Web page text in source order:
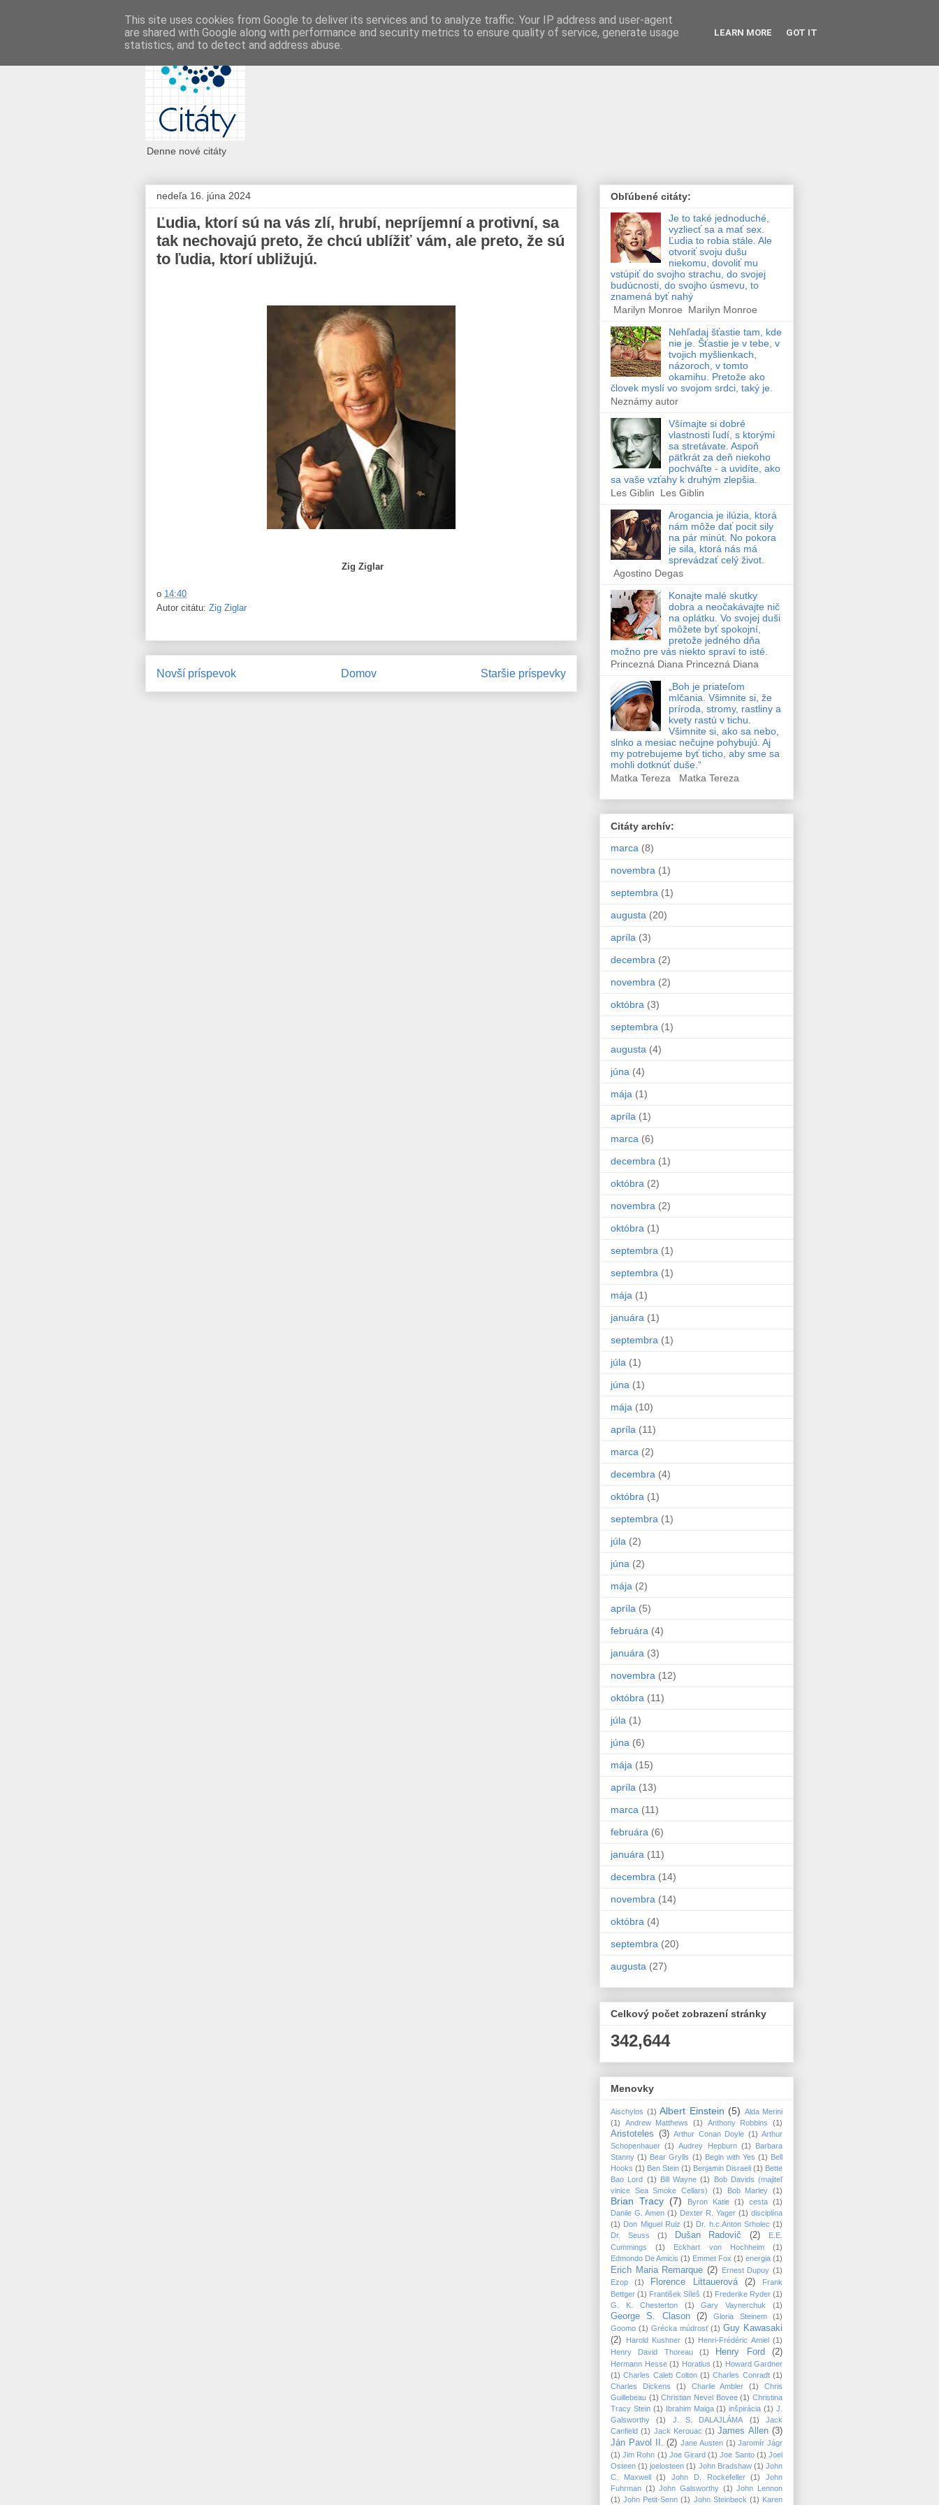
Denne nové citáty
nedeľa 16. júna 2024
Ľudia, ktorí sú na vás zlí, hrubí, nepríjemní a protivní, sa
tak nechovajú preto, že chcú ublížiť vám, ale preto, že sú
to ľudia, ktorí ubližujú.
Zig Ziglar
o 14:40
Autor citátu: Zig Ziglar
Novší príspevok Staršie príspevky
Domov
Obľúbené citáty:
Je to také jednoduché,
vyzliecť sa a mať sex.
Ľudia to robia stále. Ale
otvoriť svoju dušu
niekomu, dovoliť mu
vstúpiť do svojho strachu, do svojej
budúcnosti, do svojho úsmevu, to
znamená byť nahý
Marilyn Monroe Marilyn Monroe
Nehľadaj šťastie tam, kde
nie je. Šťastie je v tebe, v
tvojich myšlienkach,
názoroch, v tomto
okamihu. Pretože ako
človek myslí vo svojom srdci, taký je.
Neznámy autor
Všímajte si dobré
vlastnosti ľudí, s ktorými
sa stretávate. Aspoň
päťkrát za deň niekoho
pochváľte - a uvidíte, ako
sa vaše vzťahy k druhým zlepšia.
Les Giblin Les Giblin
Arogancia je ilúzia, ktorá
nám môže dať pocit sily
na pár minút. No pokora
je sila, ktorá nás má
sprevádzať celý život.
Agostino Degas
Konajte malé skutky
dobra a neočakávajte nič
na oplátku. Vo svojej duši
môžete byť spokojní,
pretože jedného dňa
možno pre vás niekto spraví to isté.
Princezná Diana Princezná Diana
„Boh je priateľom
mlčania. Všimnite si, že
príroda, stromy, rastliny a
kvety rastú v tichu.
Všimnite si, ako sa nebo,
slnko a mesiac nečujne pohybujú. Aj
my potrebujeme byť ticho, aby sme sa
mohli dotknúť duše.“
Matka Tereza Matka Tereza
Citáty archív:
marca (8)
novembra (1)
septembra (1)
augusta (20)
apríla (3)
decembra (2)
novembra (2)
októbra (3)
septembra (1)
augusta (4)
júna (4)
mája (1)
apríla (1)
marca (6)
decembra (1)
októbra (2)
novembra (2)
októbra (1)
septembra (1)
septembra (1)
mája (1)
januára (1)
septembra (1)
júla (1)
júna (1)
mája (10)
apríla (11)
marca (2)
decembra (4)
októbra (1)
septembra (1)
júla (2)
júna (2)
mája (2)
apríla (5)
februára (4)
januára (3)
novembra (12)
októbra (11)
júla (1)
júna (6)
mája (15)
apríla (13)
marca (11)
februára (6)
januára (11)
decembra (14)
novembra (14)
októbra (4)
septembra (20)
augusta (27)
Celkový počet zobrazení stránky
342,644
Menovky
Aischylos (1) Albert Einstein (5) Alda Merini
(1)
Andrew Matthews (1) Anthony Robbins (1)
Aristoteles (3) Arthur Conan Doyle (1) Arthur
Schopenhauer (1) Audrey Hepburn (1)
Barbara
Stanny (1) Bear Grylls (1) Begin with Yes (1) Bell
Hooks (1) Ben Stein (1) Benjamin Disraeli (1) Bette
Bao Lord (1) Bill Wayne (1)
Bob Davids (majiteľ
vinice Sea Smoke Cellars)
(1) Bob Marley (1)
Brian Tracy (7) Byron Katie (1) cesta (1)
Danile G. Amen (1) Dexter R. Yager (1) disciplína
(1) Don Miguel Ruiz (1) Dr. h.c.Anton Srholec (1)
Dr. Seuss
(1) Dušan Radovič (2)
E.E.
Cummings
(1) Eckhart von Hochheim
(1)
Edmondo De Amicis (1) Emmet Fox (1) energia (1)
Erich Maria Remarque (2) Ernest Dupuy (1)
Ezop
(1) Florence Littauerová (2)
Frank
Bettger (1) František Síleš (1) Frederike Ryder (1)
G. K. Chesterton
(1) Gary Vaynerchuk (1)
George S. Clason (2) Gloria Steinem
(1)
Goomo (1) Grécka múdrosť (1) Guy Kawasaki
(2)
Harold Kushner (1) Henri-Frédéric Amiel (1)
Henry David Thoreau
(1) Henry Ford (2)
Hermann Hesse (1) Horatius (1) Howard Gardner
(1) Charles Caleb Colton (1) Charles Conradt (1)
Charles Dickens
(1) Charlie Ambler (1)
Chris
Guillebeau (1) Christian Nevel Bovee (1) Christina
Tracy Stein (1) Ibrahim Maiga (1) inšpirácia (1) J.
Galsworthy
(1) J. S. DALAJLÁMA (1)
Jack
Canfield (1) Jack Kerouac (1) James Allen (3)
Ján Pavol II. (2) Jane Austen (1) Jaromír Jágr
(1) Jim Rohn (1) Joe Girard (1) Joe Santo (1) Joel
Osteen (1) joelosteen (1) John Bradshaw (1) John
C. Maxwell
(1) John D. Rockefeller (1)
John
Fuhrman (1) John Galsworthy (1) John Lennon
(1) John Petit-Senn (1) John Steinbeck (1) Karen
This site uses cookies from Google to deliver its services and to analyze traffic. Your IP address and user-agent
are shared with Google along with performance and security metrics to ensure quality of service, generate usage
statistics, and to detect and address abuse.
LEARN MORE GOT IT